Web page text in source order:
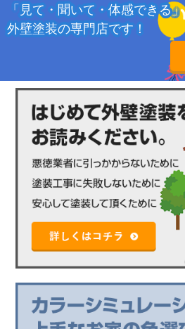
「見て・聞いて・体感できる」
外壁塗装の専門店です！